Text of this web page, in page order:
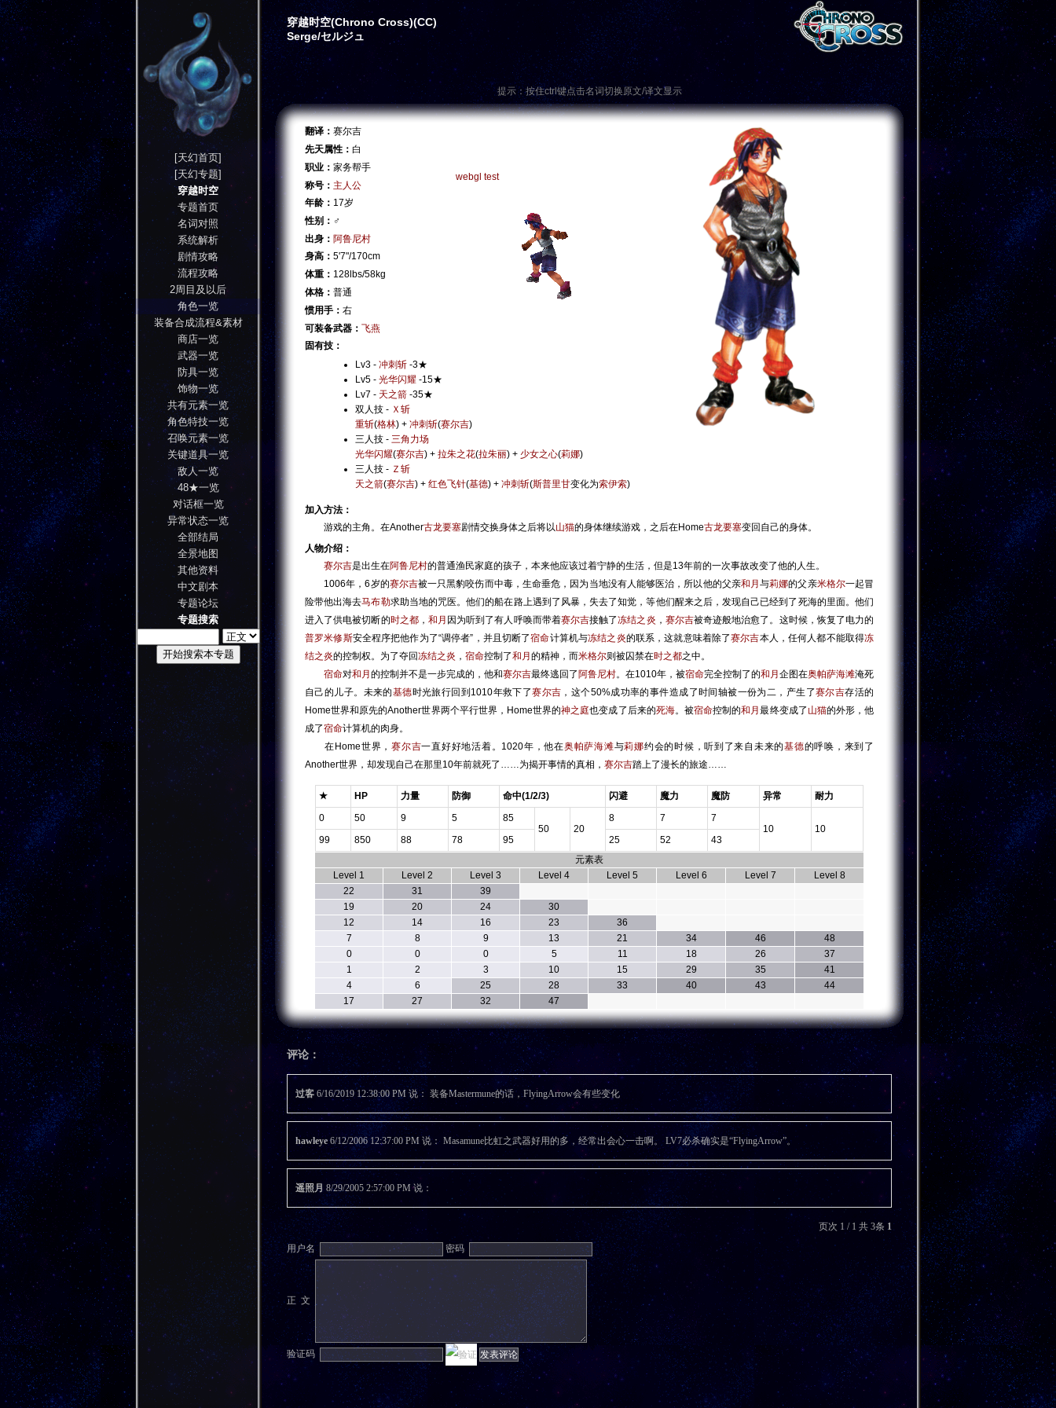
穿越时空(Chrono Cross)(CC)
Serge/セルジュ
提示：按住ctrl键点击名词切换原文/译文显示
webgl test
翻译： 赛尔吉
先天属性： 白
职业： 家务帮手
称号： 主人公
年龄： 17岁
性别： ♂
出身： 阿鲁尼村
身高： 5'7"/170cm
体重： 128lbs/58kg
体格： 普通
惯用手： 右
可装备武器： 飞燕
固有技：
Lv3 - 冲刺斩 -3★
Lv5 - 光华闪耀 -15★
Lv7 - 天之箭 -35★
双人技 - Ｘ斩
重斩(格林) + 冲刺斩(赛尔吉)
三人技 - 三角力场
光华闪耀(赛尔吉) + 拉朱之花(拉朱丽) + 少女之心(莉娜)
三人技 - Ｚ斩
天之箭(赛尔吉) + 红色飞针(基德) + 冲刺斩(斯普里甘变化为索伊索)
加入方法：
游戏的主角。在Another古龙要塞剧情交换身体之后将以山猫的身体继续游戏，之后在Home古龙要塞变回自己的身体。
人物介绍：
赛尔吉是出生在阿鲁尼村的普通渔民家庭的孩子，本来他应该过着宁静的生活，但是13年前的一次事故改变了他的人生。
1006年，6岁的赛尔吉被一只黑豹咬伤而中毒，生命垂危，因为当地没有人能够医治，所以他的父亲和月与莉娜的父亲米格尔一起冒
险带他出海去马布勒求助当地的咒医。他们的船在路上遇到了风暴，失去了知觉，等他们醒来之后，发现自己已经到了死海的里面。他们
进入了供电被切断的时之都， 和月 因为听到了有人呼唤而带着赛尔吉接触了冻结之炎 ， 赛尔吉被奇迹般地治愈了。这时候，恢复了电力的
普罗米修斯安全程序把他作为了“调停者”，并且切断了宿命计算机与冻结之炎的联系，这就意味着除了赛尔吉本人，任何人都不能取得冻
结之炎的控制权。为了夺回冻结之炎 ， 宿命控制了和月 的精神，而米格尔则被囚禁在时之都之中。
宿命对和月 的控制并不是一步完成的，他和赛尔吉最终逃回了 阿鲁尼村。在1010年，被宿命完全控制了的和月 企图在奥帕萨海滩淹死
自己的儿子。未来的基德时光旅行回到1010年救下了赛尔吉 ，这个50%成功率的事件造成了时间轴被一份为二，产生了赛尔吉存活的
Home世界和原先的Another世界两个平行世界，Home世界的神之庭也变成了后来的死海。被宿命控制的和月最终变成了 山猫的外形，他
成了宿命计算机的肉身。
在Home世界，赛尔吉一直好好地活着。1020年，他在奥帕萨海滩与莉娜约会的时候，听到了来自未来的基德的呼唤，来到了
Another世界，却发现自己在那里10年前就死了……为揭开事情的真相， 赛尔吉踏上了漫长的旅途……
★ HP 力量 防御 命中(1/2/3) 闪避 魔力 魔防 异常
耐力
0
50 9 5
85
50
20
8 7
7
10
10
99
850 88 78 95 25 52
43
元素表
Level 1
Level 2 Level 3 Level 4 Level 5 Level 6 Level 7
Level 8
22
31
39
19
20 24
30
12
14 16 23
36
7
8 9 13 21 34 46
48
0
0 0 5 11 18 26
37
1
2 3 10 15 29 35
41
4
6 25 28 33 40 43
44
17
27 32 47
评论：
过客 6/16/2019 12:38:00 PM 说： 装备Mastermune的话，FlyingArrow会有些变化
hawleye6/12/2006 12:37:00 PM 说： Masamune比虹之武器好用的多，经常出会心一击啊。 LV7必杀确实是“FlyingArrow”。
遥照月 8/29/2005 2:57:00 PM 说：
页次 1 / 1 共 3条 1
用户名
密码
正 文
验证码
[天幻首页]
[天幻专题]
穿越时空
专题首页
名词对照
系统解析
剧情攻略
流程攻略
2周目及以后
角色一览
装备合成流程&素材
商店一览
武器一览
防具一览
饰物一览
共有元素一览
角色特技一览
召唤元素一览
关键道具一览
敌人一览
48★一览
对话框一览
异常状态一览
全部结局
全景地图
其他资料
中文剧本
专题论坛
专题搜索